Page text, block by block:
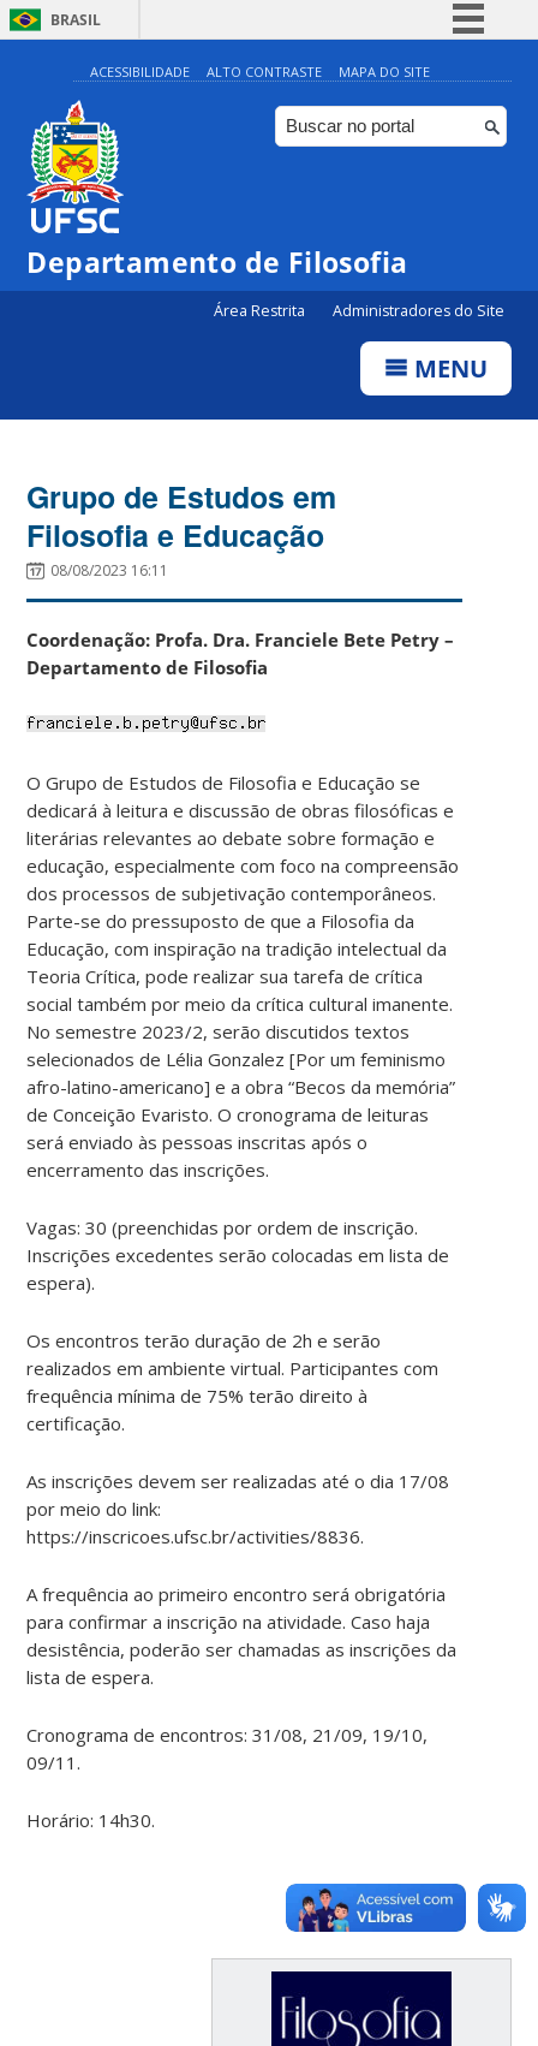
BRASIL
Simplifique!
Comunica BR
Participe
Canais
ACESSIBILIDADE ALTO CONTRASTE MAPA DO SITE
Departamento de Filosofia
Área Restrita Administradores do Site
MENU
Grupo de Estudos em
Filosofia e Educação
08/08/2023 16:11
Coordenação: Profa. Dra. Franciele Bete Petry –
Departamento de Filosofia
O Grupo de Estudos de Filosofia e Educação se
dedicará à leitura e discussão de obras filosóficas e
literárias relevantes ao debate sobre formação e
educação, especialmente com foco na compreensão
dos processos de subjetivação contemporâneos.
Parte-se do pressuposto de que a Filosofia da
Educação, com inspiração na tradição intelectual da
Teoria Crítica, pode realizar sua tarefa de crítica
social também por meio da crítica cultural imanente.
No semestre 2023/2, serão discutidos textos
selecionados de Lélia Gonzalez [Por um feminismo
afro-latino-americano] e a obra “Becos da memória”
de Conceição Evaristo. O cronograma de leituras
será enviado às pessoas inscritas após o
encerramento das inscrições.
Vagas: 30 (preenchidas por ordem de inscrição.
Inscrições excedentes serão colocadas em lista de
espera).
Os encontros terão duração de 2h e serão
realizados em ambiente virtual. Participantes com
frequência mínima de 75% terão direito à
certificação.
As inscrições devem ser realizadas até o dia 17/08
por meio do link:
https://inscricoes.ufsc.br/activities/8836.
A frequência ao primeiro encontro será obrigatória
para confirmar a inscrição na atividade. Caso haja
desistência, poderão ser chamadas as inscrições da
lista de espera.
Cronograma de encontros: 31/08, 21/09, 19/10,
09/11.
Horário: 14h30.